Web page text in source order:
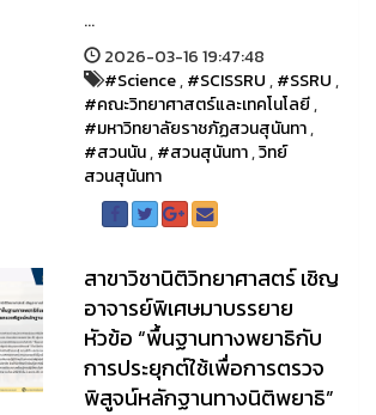
...
2026-03-16 19:47:48
#Science,#SCISSRU,#SSRU,
#คณะวิทยาศาสตร์และเทคโนโลยี,
#มหาวิทยาลัยราชภัฏสวนสุนันทา,
#สวนนัน,#สวนสุนันทา,วิทย์
สวนสุนันทา
สาขาวิชานิติวิทยาศาสตร์ เชิญ
อาจารย์พิเศษมาบรรยาย
หัวข้อ “พื้นฐานทางพยาธิกับ
การประยุกต์ใช้เพื่อการตรวจ
พิสูจน์หลักฐานทางนิติพยาธิ”